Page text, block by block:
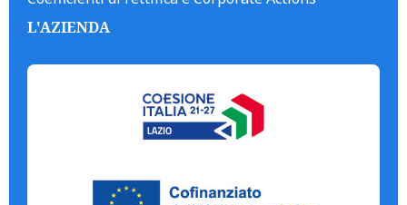
L'AZIENDA